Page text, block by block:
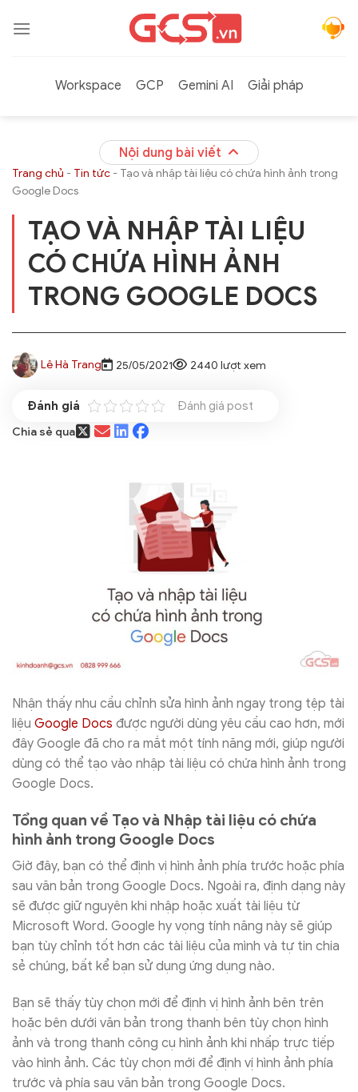
qua
Workspace
GCP Gemini AI Giải pháp
Nội dung bài viết
Trang chủ - Tin tức - Tạo và nhập tài liệu có chứa hình ảnh trong
Google Docs
TẠO VÀ NHẬP TÀI LIỆU
CÓ CHỨA HÌNH ẢNH
TRONG GOOGLE DOCS
Lê Hà Trang 25/05/2021 2440 lượt xem
Đánh giá post
Chia sẻ qua
Nhận thấy nhu cầu chỉnh sửa hình ảnh ngay trong tệp tài
liệu Google Docs được người dùng yêu cầu cao hơn, mới
đây Google đã cho ra mắt một tính năng mới, giúp người
dùng có thể tạo vào nhập tài liệu có chứa hình ảnh trong
Google Docs.
Tổng quan về Tạo và Nhập tài liệu có chứa
hình ảnh trong Google Docs
Giờ đây, bạn có thể định vị hình ảnh phía trước hoặc phía
sau văn bản trong Google Docs. Ngoài ra, định dạng này
sẽ được giữ nguyên khi nhập hoặc xuất tài liệu từ
Microsoft Word. Google hy vọng tính năng này sẽ giúp
bạn tùy chỉnh tốt hơn các tài liệu của mình và tự tin chia
sẻ chúng, bất kể bạn sử dụng ứng dụng nào.
Bạn sẽ thấy tùy chọn mới để định vị hình ảnh bên trên
hoặc bên dưới văn bản trong thanh bên tùy chọn hình
ảnh và trong thanh công cụ hình ảnh khi nhấp trực tiếp
vào hình ảnh. Các tùy chọn mới để định vị hình ảnh phía
trước và phía sau văn bản trong Google Docs.